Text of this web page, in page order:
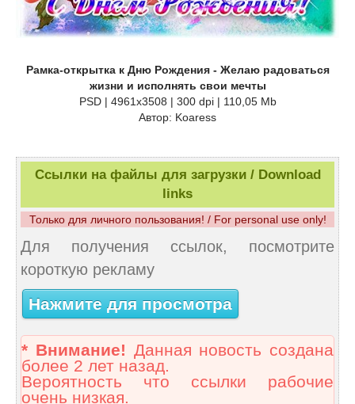
Рамка-открытка к Дню Рождения - Желаю радоваться
жизни и исполнять свои мечты
PSD | 4961x3508 | 300 dpi | 110,05 Mb
Автор: Koaress
Ссылки на файлы для загрузки / Download
links
Только для личного пользования! / For personal use only!
Для получения ссылок, посмотрите
короткую рекламу
Нажмите для просмотра
* Внимание! Данная новость создана
более 2 лет назад.
Вероятность что ссылки рабочие
очень низкая.